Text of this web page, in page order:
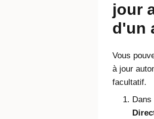
jour
d'un
Vous
à jour
facultatif.